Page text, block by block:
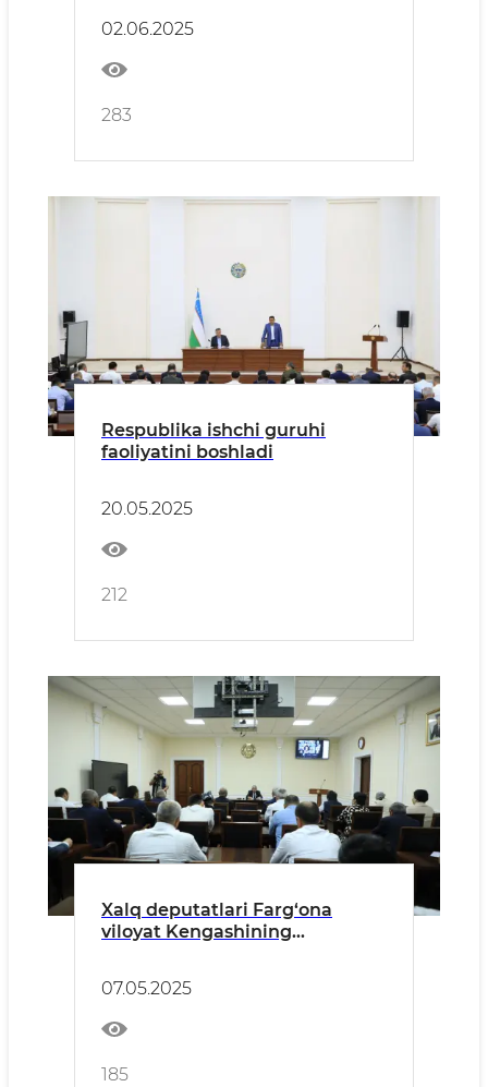
02.06.2025
283
Respublika ishchi guruhi
faoliyatini boshladi
20.05.2025
212
Xalq deputatlari Farg‘ona
viloyat Kengashining
07.05.2025
185